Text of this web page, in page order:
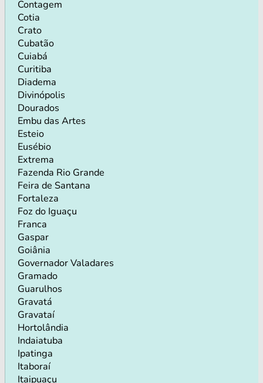
Contagem
Cotia
Crato
Cubatão
Cuiabá
Curitiba
Diadema
Divinópolis
Dourados
Embu das Artes
Esteio
Eusébio
Extrema
Fazenda Rio Grande
Feira de Santana
Fortaleza
Foz do Iguaçu
Franca
Gaspar
Goiânia
Governador Valadares
Gramado
Guarulhos
Gravatá
Gravataí
Hortolândia
Indaiatuba
Ipatinga
Itaboraí
Itaipuaçu